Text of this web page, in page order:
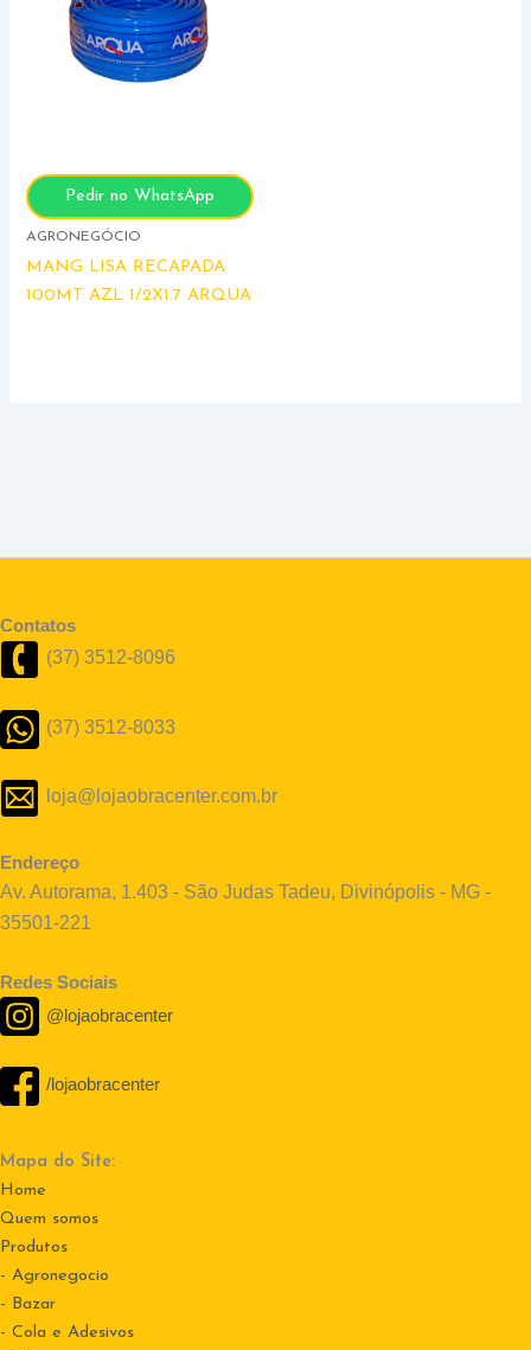
Pedir no WhatsApp
AGRONEGÓCIO
MANG LISA RECAPADA
100MT AZL 1/2X1.7 ARQUA
Contatos
(37) 3512-8096
(37) 3512-8033
loja@lojaobracenter.com.br
Endereço
Av. Autorama, 1.403 - São Judas Tadeu, Divinópolis - MG -
35501-221
Redes Sociais
@lojaobracenter
/lojaobracenter
Mapa do Site:
Home
Quem somos
Produtos
- Agronegocio
- Bazar
- Cola e Adesivos